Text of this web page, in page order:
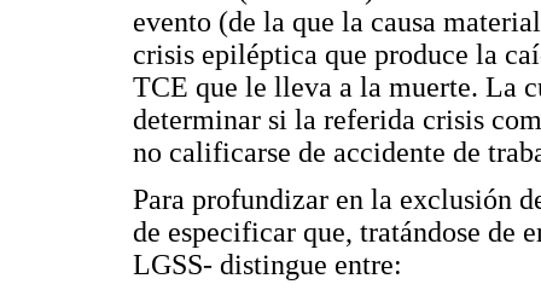
evento (de la que la causa
crisis epiléptica que produce la
TCE que le lleva a la muerte. La
determinar si la referida crisis
no calificarse de accidente de
Para profundizar en la exclusión
de especificar que, tratándose de
LGSS- distingue entre: